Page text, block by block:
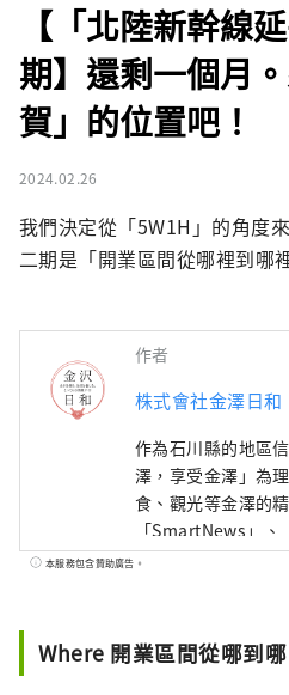
【「北陸新幹線
期】還剩一個月
賀」的位置吧！
2024.02.26
我們決定從「5W1H」的角度
二期是「開業區間從哪裡到哪
作者
株式會社金澤日和
作為石川縣的地區
澤，享受金澤」為
食、觀光等金澤的
「SmartNews」
媒體外，我們還與
本服務包含贊助廣告。
Where 開業區間從哪到哪